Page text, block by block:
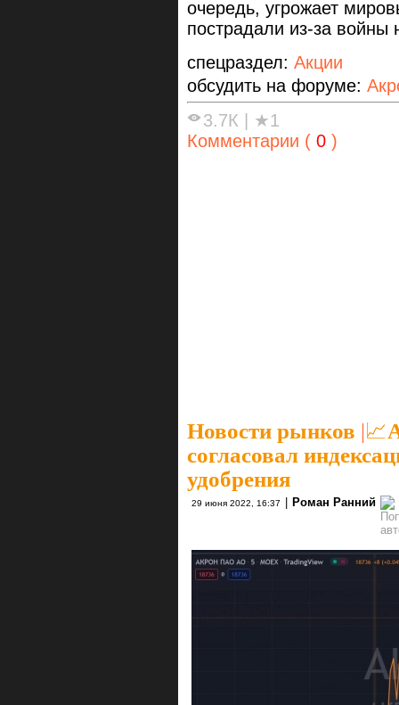
очередь, угрожает
пострадали из-за войны
спецраздел: Акции
обсудить на форуме:
3.7К
★1
Комментарии ( 0 )
Новости рынков |
согласовал
удобрения
29 июня 2022, 16:37 Роман Ранний